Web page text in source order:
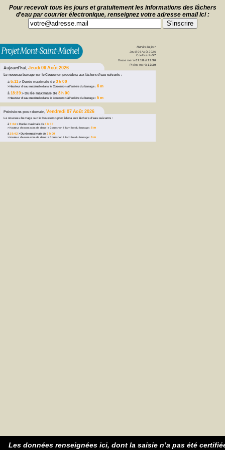
Pour recevoir tous les jours et gratuitement les informations des lâchers
d'eau par courrier électronique, renseignez votre adresse email ici :
Marées du jour
Jeudi 06 Août 2026
Coefficents57
Basse mer à 07:18 et 19:36
Pleine mer à 12:39
Aujourd'hui, Jeudi 06 Août 2026
Le nouveau barrage sur le Couesnon procèdera aux lâchers d'eau suivants :
à 6:11 > Durée maximale de 3 h 00
> Hauteur d'eau maximale dans le Couesnon à l'arrière du barrage : 6 m
à 18:39> Durée maximale de 3 h 00
> Hauteur d'eau maximale dans le Couesnon à l'arrière du barrage : 6 m
Prévisions pour demain, Vendredi 07 Août 2026
Le nouveau barrage sur le Couesnon procèdera aux lâchers d'eau suivants :
à7:04> Durée maximale de3 h 00
> Hauteur d'eau maximale dans le Couesnon à l'arrière du barrage : 6 m
à19:42 > Durée maximale de 3 h 00
> Hauteur d'eau maximale dans le Couesnon à l'arrière du barrage : 6 m
Les données renseignées ici, dont la saisie n’a pas été